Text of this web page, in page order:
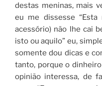
destas meninas, mais
eu me dissesse “Esta
acessório) não lhe cai
isto ou aquilo” eu,
somente dou dicas e
tanto, porque o
opinião interessa, de